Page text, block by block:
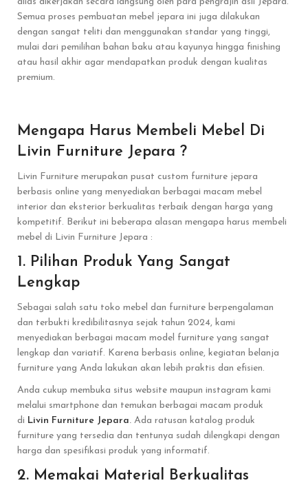
Semua proses pembuatan mebel jepara ini juga dilakukan
dengan sangat teliti dan menggunakan standar yang tinggi,
mulai dari pemilihan bahan baku atau kayunya hingga finishing
atau hasil akhir agar mendapatkan produk dengan kualitas
premium.
Mengapa Harus Membeli Mebel Di
Livin Furniture Jepara ?
Livin Furniture merupakan pusat custom furniture jepara
berbasis online yang menyediakan berbagai macam mebel
interior dan eksterior berkualitas terbaik dengan harga yang
kompetitif. Berikut ini beberapa alasan mengapa harus membeli
mebel di Livin Furniture Jepara :
1. Pilihan Produk Yang Sangat
Lengkap
Sebagai salah satu toko mebel dan furniture berpengalaman
dan terbukti kredibilitasnya sejak tahun 2024, kami
menyediakan berbagai macam model furniture yang sangat
lengkap dan variatif. Karena berbasis online, kegiatan belanja
furniture yang Anda lakukan akan lebih praktis dan efisien.
Anda cukup membuka situs website maupun instagram kami
melalui smartphone dan temukan berbagai macam produk
di Livin Furniture Jepara. Ada ratusan katalog produk
furniture yang tersedia dan tentunya sudah dilengkapi dengan
harga dan spesifikasi produk yang informatif.
2. Memakai Material Berkualitas